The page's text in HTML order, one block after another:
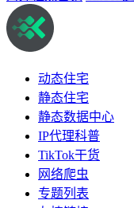
动态住宅
静态住宅
静态数据中心
IP代理科普
TikTok干货
网络爬虫
专题列表